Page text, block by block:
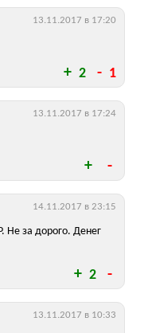
2 1
13.11.2017 в 17:20
13.11.2017 в 17:24
2
Не за дорого. Денег
14.11.2017 в 23:15
13.11.2017 в 10:33